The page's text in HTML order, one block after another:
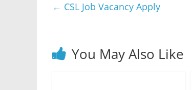
← CSL Job Vacancy Apply
You May Also Like